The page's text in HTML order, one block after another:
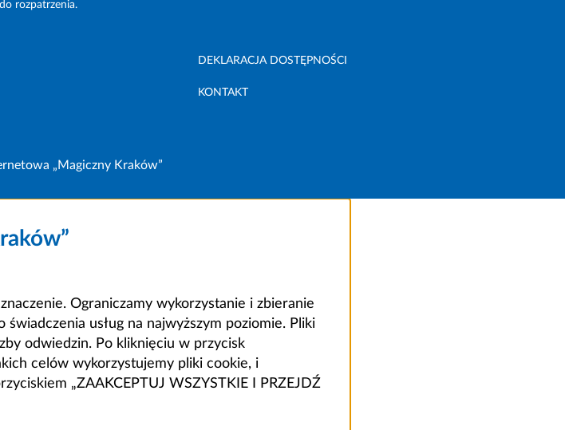
rozpatrzenia.
DEKLARACJA DOSTĘPNOŚCI
KONTAKT
„Magiczny Kraków”
Ograniczamy wykorzystanie i zbieranie
usług na najwyższym poziomie. Pliki
odwiedzin. Po kliknięciu w przycisk
celów wykorzystujemy pliki cookie, i
„ZAAKCEPTUJ WSZYSTKIE I PRZEJDŹ